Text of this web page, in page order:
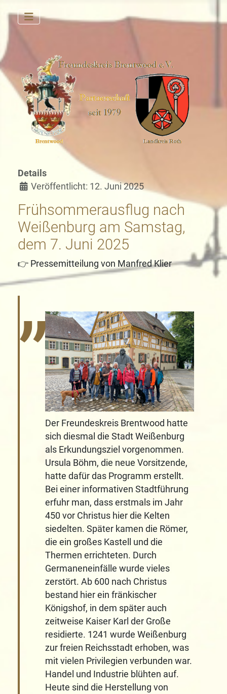
Details
Veröffentlicht: 12. Juni 2025
Frühsommerausflug nach
Weißenburg am Samstag,
dem 7. Juni 2025
👉 Pressemitteilung von Manfred Klier
Der Freundeskreis Brentwood hatte
sich diesmal die Stadt Weißenburg
als Erkundungsziel vorgenommen.
Ursula Böhm, die neue Vorsitzende,
hatte dafür das Programm erstellt.
Bei einer informativen Stadtführung
erfuhr man, dass erstmals im Jahr
450 vor Christus hier die Kelten
siedelten. Später kamen die Römer,
die ein großes Kastell und die
Thermen errichteten. Durch
Germaneneinfälle wurde vieles
zerstört. Ab 600 nach Christus
bestand hier ein fränkischer
Königshof, in dem später auch
zeitweise Kaiser Karl der Große
residierte. 1241 wurde Weißenburg
zur freien Reichsstadt erhoben, was
mit vielen Privilegien verbunden war.
Handel und Industrie blühten auf.
Heute sind die Herstellung von